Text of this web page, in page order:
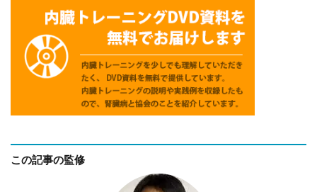
この記事の監修